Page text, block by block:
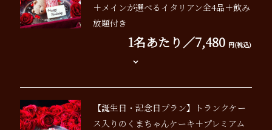
＋メインが選べるイタリアン全4品＋飲み
放題付き
1名あたり／7,480 円(税込)
【誕生日・記念日プラン】トランクケー
ス入りのくまちゃんケーキ＋プレミアム